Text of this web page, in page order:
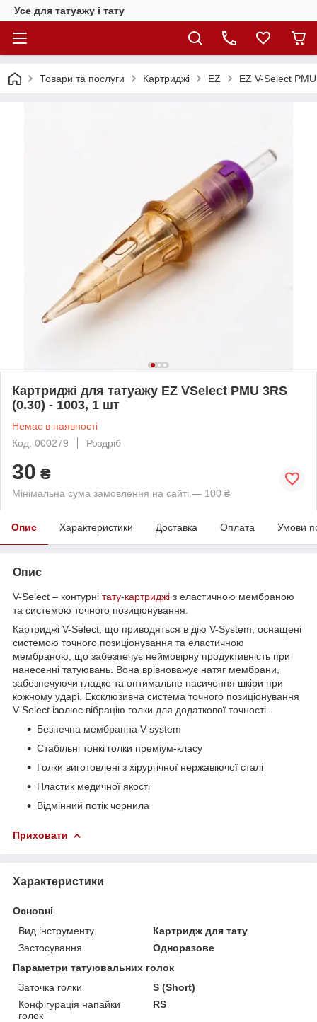
Усе для татуажу і тату
Товари та послуги Картриджі EZ EZ V-Select PMU
Картриджі для татуажу EZ VSelect PMU 3RS
(0.30) - 1003, 1 шт
Немає в наявності
Код: 000279
Роздріб
30 ₴
Мінімальна сума замовлення на сайті — 100 ₴
Опис Характеристики Доставка Оплата Умови
Опис
V-Select – контурні тату-картриджі з еластичною мембраною
та системою точного позиціонування.
Картриджі V-Select, що приводяться в дію V-System, оснащені
системою точного позиціонування та еластичною
мембраною, що забезпечує неймовірну продуктивність при
нанесенні татуювань. Вона врівноважує натяг мембрани,
забезпечуючи гладке та оптимальне насичення шкіри при
кожному ударі. Ексклюзивна система точного позиціонування
V-Select ізолює вібрацію голки для додаткової точності.
Безпечна мембранна V-system
Стабільні тонкі голки преміум-класу
Голки виготовлені з хірургічної нержавіючої сталі
Пластик медичної якості
Відмінний потік чорнила
Приховати
Характеристики
Основні
Вид інструменту
Картридж для тату
Застосування
Одноразове
Параметри татуювальних голок
Заточка голки
S (Short)
Конфігурація напайки
голок
RS